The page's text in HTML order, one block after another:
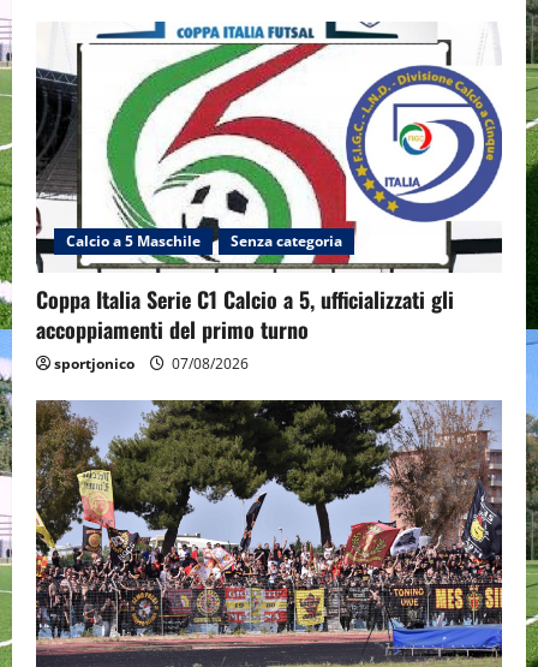
Calcio a 5 Maschile Senza categoria
Coppa Italia Serie C1 Calcio a 5, ufficializzati gli
accoppiamenti del primo turno
sportjonico 07/08/2026